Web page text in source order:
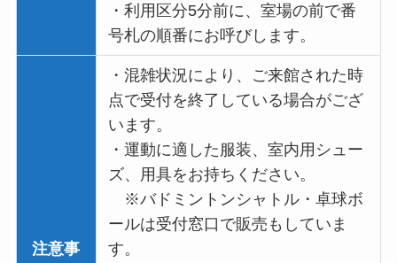
・利用区分5分前に、室場の前で番
号札の順番にお呼びします。
注意事
・混雑状況により、ご来館された時
点で受付を終了している場合がござ
います。
・運動に適した服装、室内用シュー
ズ、用具をお持ちください。
※バドミントンシャトル・卓球ボ
ールは受付窓口で販売もしていま
す。